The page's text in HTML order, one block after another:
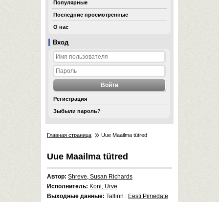
Вход
Регистрация
Зыбыли пароль?
Популярные
Последние просмотренные
О нас
Главная страница Uue Maailma tütred
Uue Maailma tütred
Автор: Shreve, Susan Richards
Исполнитель: Koni, Urve
Выходные данные: Tallinn : Eesti Pimedate